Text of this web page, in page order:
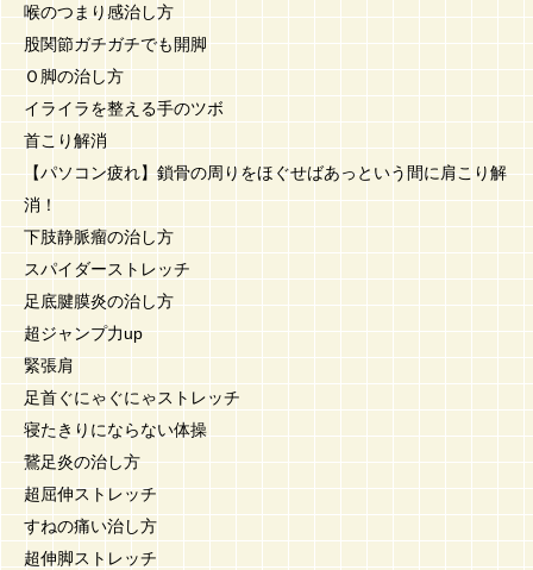
喉のつまり感治し方
股関節ガチガチでも開脚
Ｏ脚の治し方
イライラを整える手のツボ
首こり解消
【パソコン疲れ】鎖骨の周りをほぐせばあっという間に肩こり解
消！
下肢静脈瘤の治し方
スパイダーストレッチ
足底腱膜炎の治し方
超ジャンプ力up
緊張肩
足首ぐにゃぐにゃストレッチ
寝たきりにならない体操
鵞足炎の治し方
超屈伸ストレッチ
すねの痛い治し方
超伸脚ストレッチ